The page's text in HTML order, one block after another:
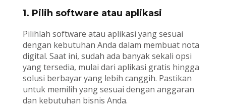
1. Pilih software atau aplikasi
Pilihlah software atau aplikasi yang sesuai
dengan kebutuhan Anda dalam membuat nota
digital. Saat ini, sudah ada banyak sekali opsi
yang tersedia, mulai dari aplikasi gratis hingga
solusi berbayar yang lebih canggih. Pastikan
untuk memilih yang sesuai dengan anggaran
dan kebutuhan bisnis Anda.